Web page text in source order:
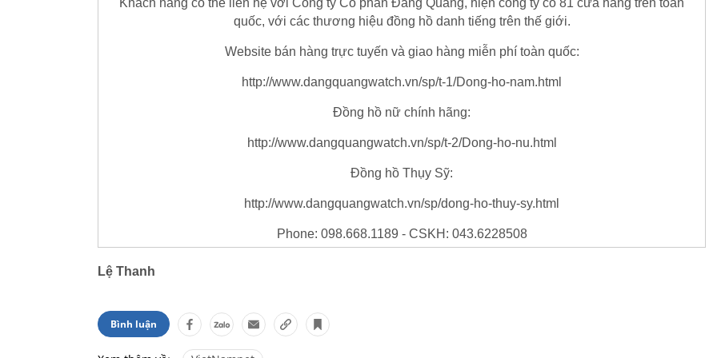
Khách hàng có thể liên hệ với Công ty Cổ phần Đăng Quang, hiện công ty có 81 cửa hàng trên toàn
quốc, với các thương hiệu đồng hồ danh tiếng trên thế giới.
Website bán hàng trực tuyến và giao hàng miễn phí toàn quốc:
http://www.dangquangwatch.vn/sp/t-1/Dong-ho-nam.html
Đồng hồ nữ chính hãng:
http://www.dangquangwatch.vn/sp/t-2/Dong-ho-nu.html
Đồng hồ Thụy Sỹ:
http://www.dangquangwatch.vn/sp/dong-ho-thuy-sy.html
Phone: 098.668.1189 - CSKH: 043.6228508
Lệ Thanh
Bình luận